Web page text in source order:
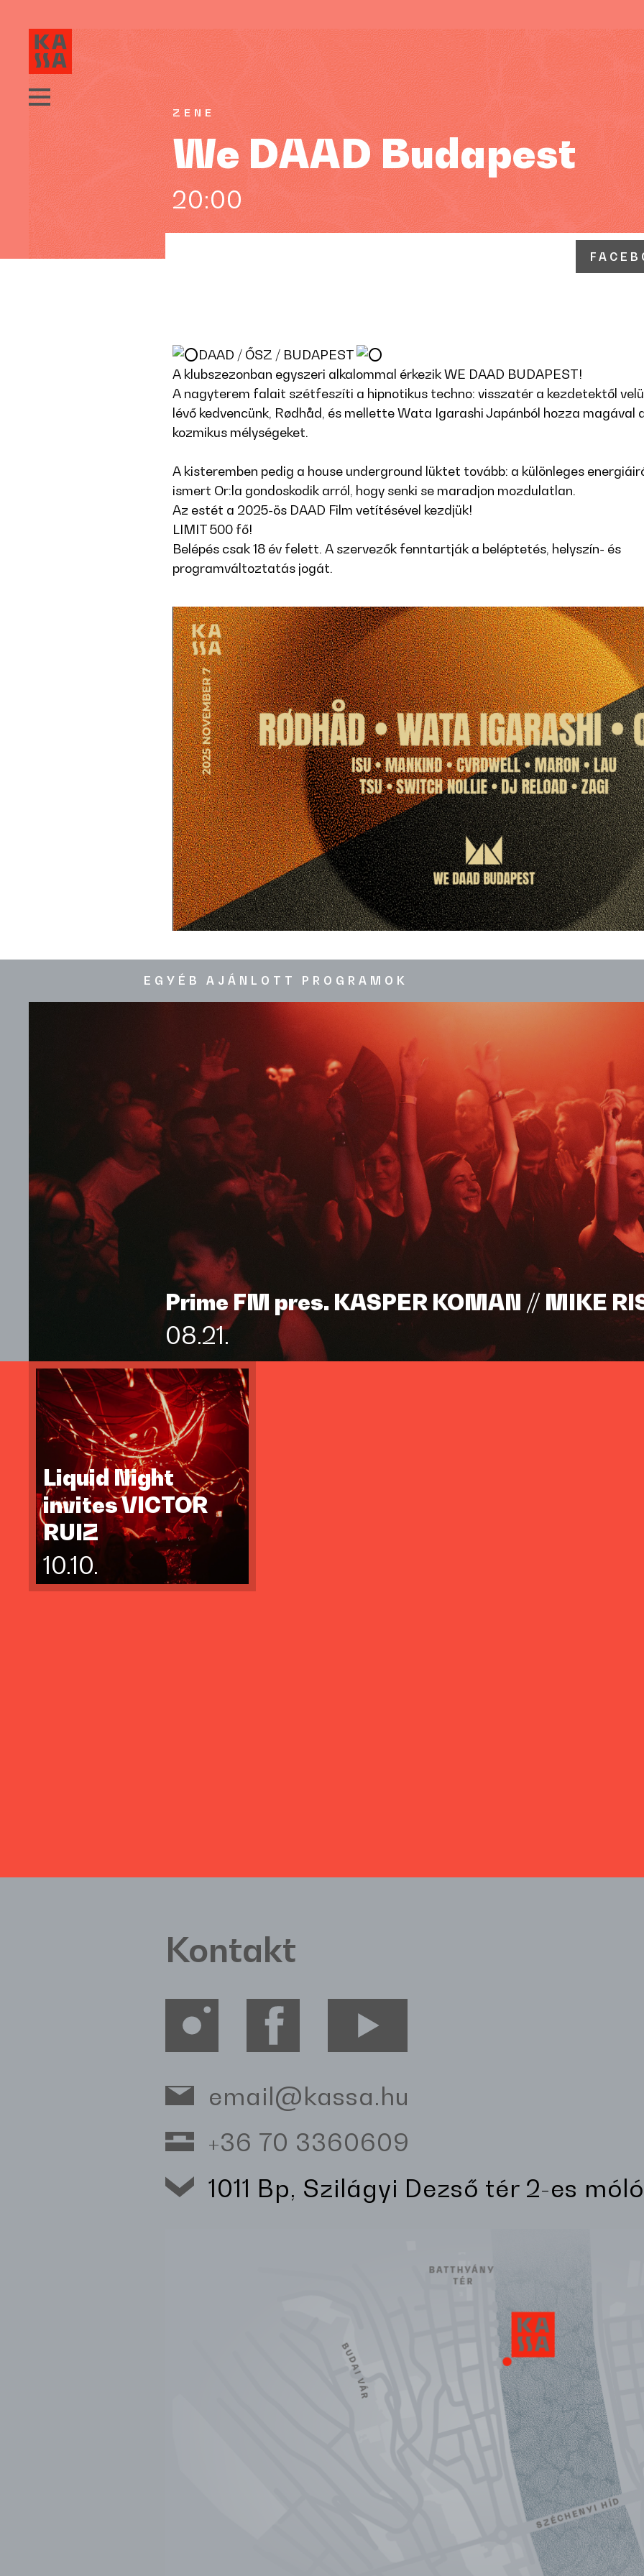
ZENE
We DAAD Budapest
20:00
DAAD / ŐSZ / BUDAPEST
A klub­szezonban egyszeri alkalommal érkezik WE DAAD BUDAPEST!
A nagyterem falait szétfeszíti a hipnotikus techno: visszatér a kezdetektől
lévő kedvencünk, Rødhåd, és mellette Wata Igarashi Japánból hozza magával
kozmikus mélységeket.
A kisteremben pedig a house underground lüktet tovább: a különleges
ismert Or:la gondoskodik arról, hogy senki se maradjon mozdulatlan.
Az estét a 2025-ös DAAD Film vetítésével kezdjük!
LIMIT 500 fő!
Belépés csak 18 év felett. A szervezők fenntartják a beléptetés, helyszín- és
programváltoztatás jogát.
EGYÉB AJÁNLOTT PROGRAMOK
Prime FM pres. KASPER KOMAN // MIKE
08.21.
Liquid Night
invites VICTOR
RUIZ
10.10.
Kontakt
email@kassa.hu
+36 70 3360609
1011 Bp, Szilágyi Dezső tér 2-es móló